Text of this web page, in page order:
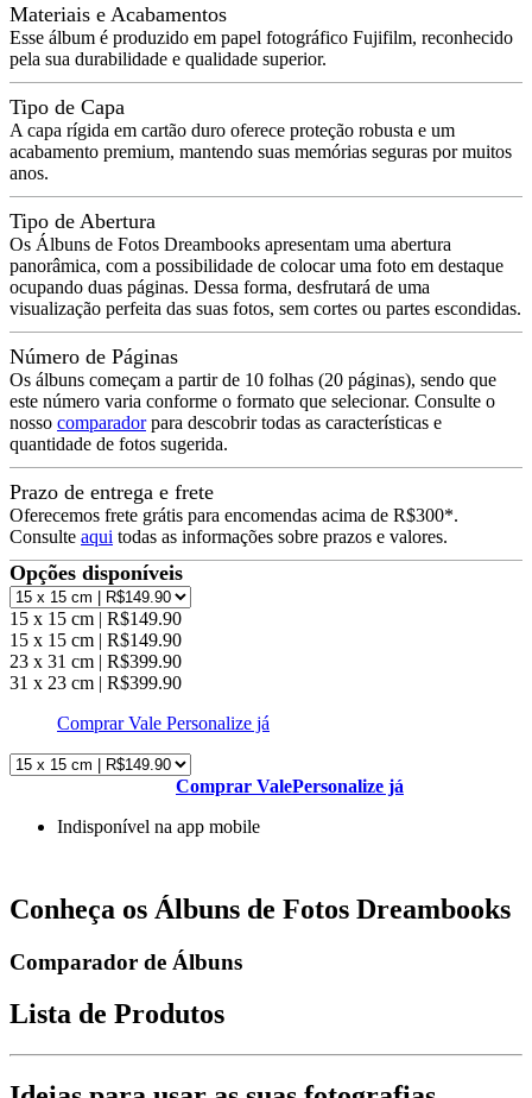
Materiais e Acabamentos
Esse álbum é produzido em papel fotográfico Fujifilm, reconhecido
pela sua durabilidade e qualidade superior.
Tipo de Capa
A capa rígida em cartão duro oferece proteção robusta e um
acabamento premium, mantendo suas memórias seguras por muitos
anos.
Tipo de Abertura
Os Álbuns de Fotos Dreambooks apresentam uma abertura
panorâmica, com a possibilidade de colocar uma foto em destaque
ocupando duas páginas. Dessa forma, desfrutará de uma
visualização perfeita das suas fotos, sem cortes ou partes escondidas.
Número de Páginas
Os álbuns começam a partir de 10 folhas (20 páginas), sendo que
este número varia conforme o formato que selecionar. Consulte o
nosso comparadorpara descobrir todas as características e
quantidade de fotos sugerida.
Prazo de entrega e frete
Oferecemos frete grátis para encomendas acima de R$300*.
Consulte aqui todas as informações sobre prazos e valores.
Opções disponíveis
15 x 15 cm | R$149.90
15 x 15 cm | R$149.90
23 x 31 cm | R$399.90
31 x 23 cm | R$399.90
Comprar Vale Personalize já
Comprar ValePersonalize já
Indisponível na app mobile
Conheça os Álbuns de Fotos Dreambooks
Comparador de Álbuns
Lista de Produtos